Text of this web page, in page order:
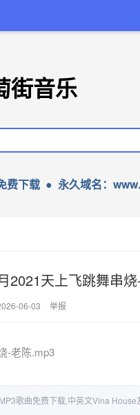
街音乐
费下载 ● 永久域名：
2021天上飞跳舞串
06-03 举报
-老陈.mp3
歌曲免费下载,中英文Vina